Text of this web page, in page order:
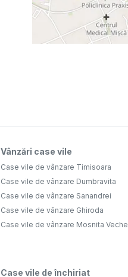
Vânzări case vile
Case vile de vânzare Timisoara
Case vile de vânzare Dumbravita
Case vile de vânzare Sanandrei
Case vile de vânzare Ghiroda
Case vile de vânzare Mosnita Veche
Case vile de închiriat